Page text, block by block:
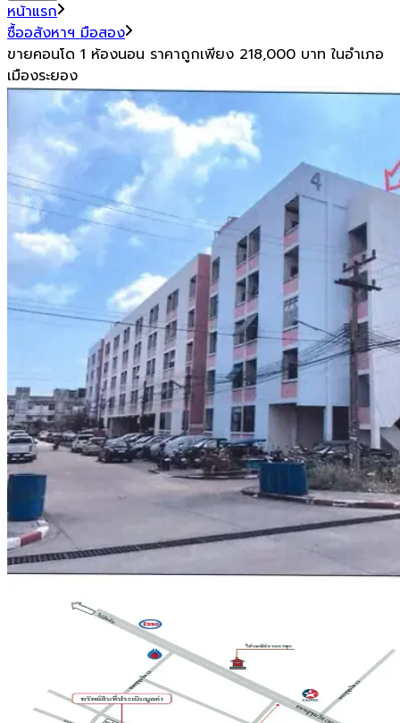
หน้าแรก
ซื้ออสังหาฯ มือสอง
ขายคอนโด 1 ห้องนอน ราคาถูกเพียง 218,000 บาท ในอำเภอ
เมืองระยอง